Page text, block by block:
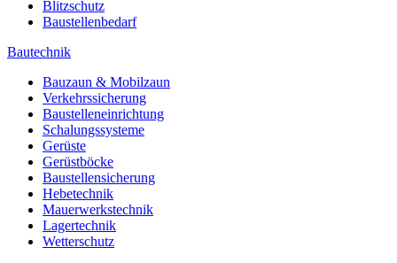
Blitzschutz
Baustellenbedarf
Bautechnik
Bauzaun & Mobilzaun
Verkehrssicherung
Baustelleneinrichtung
Schalungssysteme
Gerüste
Gerüstböcke
Baustellensicherung
Hebetechnik
Mauerwerkstechnik
Lagertechnik
Wetterschutz